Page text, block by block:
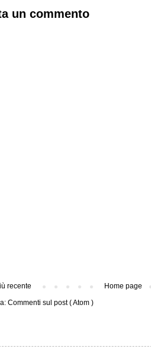
un commento
recente
Home page
Commenti sul post ( Atom )